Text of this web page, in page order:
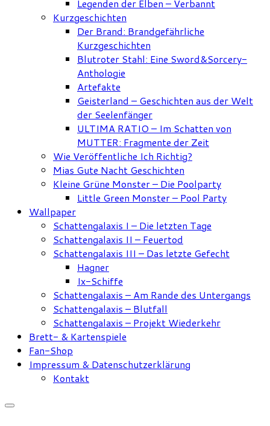
Legenden der Elben – Verbannt
Kurzgeschichten
Der Brand: Brandgefährliche
Kurzgeschichten
Blutroter Stahl: Eine Sword&Sorcery-
Anthologie
Artefakte
Geisterland – Geschichten aus der Welt
der Seelenfänger
ULTIMA RATIO – Im Schatten von
MUTTER: Fragmente der Zeit
Wie Veröffentliche Ich Richtig?
Mias Gute Nacht Geschichten
Kleine Grüne Monster – Die Poolparty
Little Green Monster – Pool Party
Wallpaper
Schattengalaxis I – Die letzten Tage
Schattengalaxis II – Feuertod
Schattengalaxis III – Das letzte Gefecht
Hagner
Ix-Schiffe
Schattengalaxis – Am Rande des Untergangs
Schattengalaxis – Blutfall
Schattengalaxis – Projekt Wiederkehr
Brett- & Kartenspiele
Fan-Shop
Impressum & Datenschutzerklärung
Kontakt